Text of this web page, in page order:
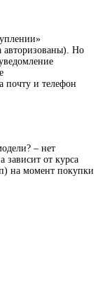
авторизованы). Но
почту и телефон
– нет
зависит от курса
на момент покупки